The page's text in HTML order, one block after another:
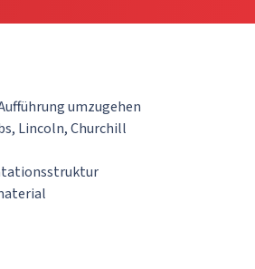
umzugehen
Lincoln, Churchill